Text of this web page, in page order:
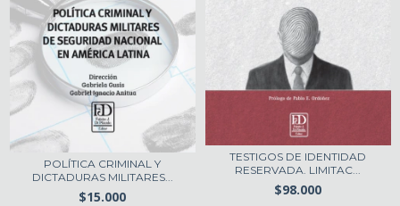
POLÍTICA CRIMINAL Y
DICTADURAS MILITARES...
$15.000
TESTIGOS DE IDENTIDAD
RESERVADA. LIMITAC...
$98.000